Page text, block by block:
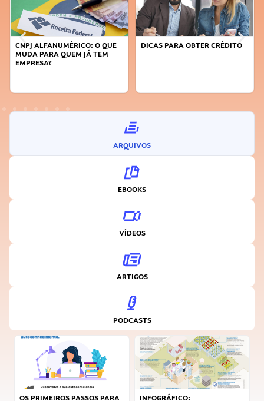
DICAS PARA OBTER CRÉDITO
FAÇA A DIFERENÇA: SEJA
ARQUIVOS
EBOOKS
VÍDEOS
ARTIGOS
PODCASTS
OS PRIMEIROS PASSOS PARA
INFOGRÁFICO: